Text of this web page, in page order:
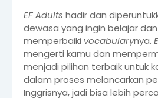
EF Adults hadir dan
dewasa yang ingin belajar
memperbaiki vocabularynya.
mengerti kamu dan
menjadi pilihan terbaik untuk
dalam proses melancarkan
Inggrisnya, jadi bisa lebih